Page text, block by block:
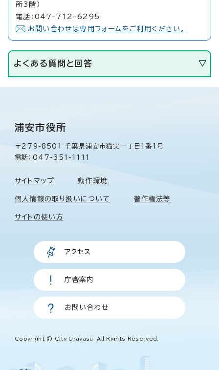
所3階）
電話：047-712-6295
お問い合わせは専用フォームをご利用ください。
よくある質問と回答
浦安市役所
〒279-8501 千葉県浦安市猫実一丁目1番1号
電話：047-351-1111
サイトマップ 動作環境
個人情報の取り扱いについて 著作権法等
サイトの使い方
アクセス
庁舎案内
お問い合わせ
Copyright © City Urayasu, All Rights Reserved.